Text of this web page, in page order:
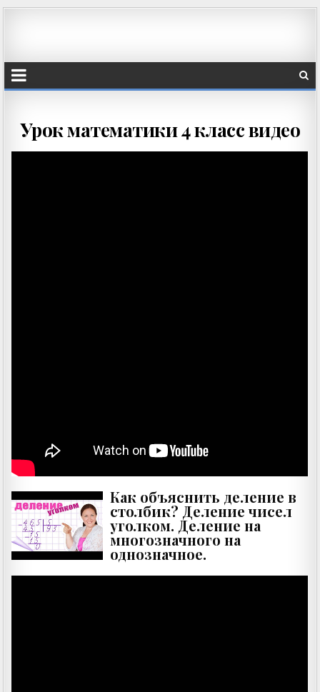
Урок математики 4 класс видео
Как объяснить деление в
столбик? Деление чисел
уголком. Деление на
многозначного на
однозначное.